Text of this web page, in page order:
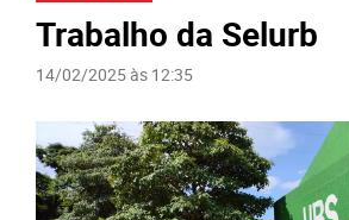
Trabalho da Selurb
14/02/2025 às 12:35